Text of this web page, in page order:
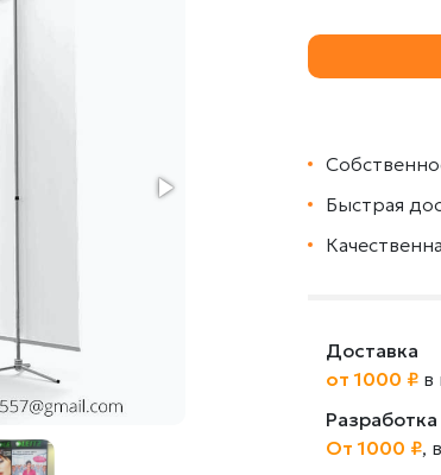
Быстрая
Доставка
от 1000 ₽в
От 1000 ₽,